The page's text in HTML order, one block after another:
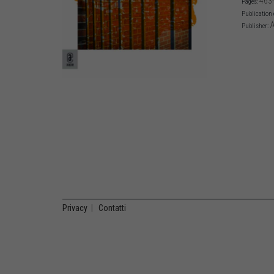
Publication
Publisher:
Privacy Contatti